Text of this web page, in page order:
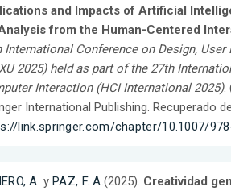
and Impacts of Artificial
from the Human-Centered
International Conference on Design, User
2025) held as part of the 27th
Interaction (HCI International 2025).
International Publishing. Recuperado
link.springer.com/chapter/10.1007/
A. y PAZ, F. A. (2025). Creatividad